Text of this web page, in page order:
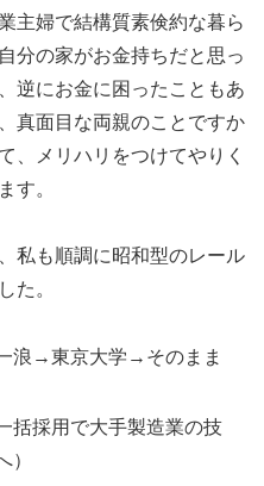
主婦で結構質素倹約な暮ら
分の家がお金持ちだと思っ
逆にお金に困ったこともあ
真面目な両親のことですか
、メリハリをつけてやりく
す。
私も順調に昭和型のレール
た。
浪→東京大学→そのまま
括採用で大手製造業の技
）